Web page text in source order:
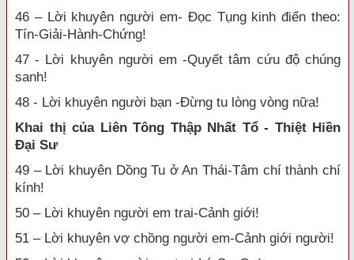
46 – Lời khuyên người em- Đọc Tụng kinh điển theo:
Tín-Giải-Hành-Chứng!
47 - Lời khuyên người em -Quyết tâm cứu độ chúng
sanh!
48 - Lời khuyên người bạn -Đừng tu lòng vòng nữa!
Khai thị của Liên Tông Thập Nhất Tổ - Thiệt Hiền
Đại Sư
49 – Lời khuyên Dồng Tu ở An Thái-Tâm chí thành chí
kính!
50 – Lời khuyên người em trai-Cảnh giới!
51 – Lời khuyên vợ chồng người em-Cảnh giới người!